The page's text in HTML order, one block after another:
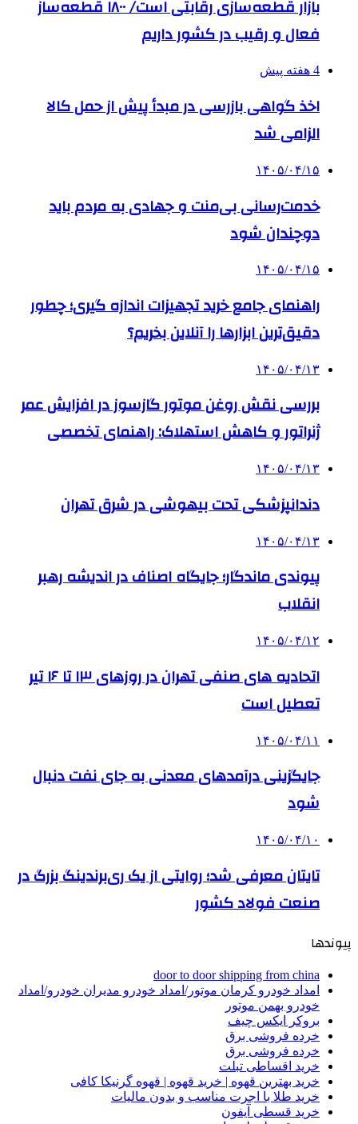
بازار قطعه‌سازی رقابتی است/ ۱۸۰۰ قطعه‌ساز
فعال و رقیب در کشور داریم
4 هفته پیش
اخذ گواهی بازرسی در مبدأ پیش از حمل کالا
الزامی شد
۱۴۰۵/۰۴/۱۵
خدمت‌رسانی بی‌منت و جهادی به مردم باید
دوچندان شود
۱۴۰۵/۰۴/۱۵
راهنمای جامع خرید تجهیزات اندازه گیری؛ چطور
دقیق‌ترین ابزارها را آنلاین بخریم؟
۱۴۰۵/۰۴/۱۳
بررسی نقش روغن موتور گازسوز در افزایش عمر
ژنراتور و کاهش استهلاک: راهنمای تخصصی
۱۴۰۵/۰۴/۱۳
دندانپزشکی تحت بیهوشی در شرق تهران
۱۴۰۵/۰۴/۱۳
پیوندی ماندگار؛ جایگاه اصناف در اندیشه رهبر
انقلاب
۱۴۰۵/۰۴/۱۲
اتحادیه های صنفی تهران در روزهای ۱۳ تا ۱۶ تیر
تعطیل است
۱۴۰۵/۰۴/۱۱
جایگزینی درآمدهای معدنی به جای نفت دنبال
شود
۱۴۰۵/۰۴/۱۰
تایتان معرفی شد؛ روایتی از یک ری‌برندینگ بزرگ در
صنعت فولاد کشور
پیوندها
door to door shipping from china
امداد خودرو کرمان موتور/امداد خودرو مدیران خودرو/امداد
خودرو بهمن موتور
بروکر ایکس چیف
خرده فروشی برق
خرده فروشی برق
خرید اقساطی تبلت
خرید بهترین قهوه | خرید قهوه | قهوه گرنیکا کافی
خرید طلا با اجرت مناسب و بدون مالیات
خرید قسطی آیفون